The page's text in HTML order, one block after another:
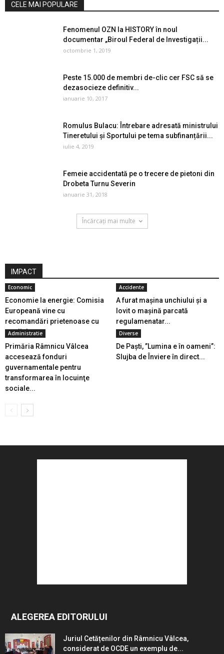
CELE MAI POPULARE
Fenomenul OZN la HISTORY în noul
documentar „Biroul Federal de Investigații...
octombrie 1, 2019
Peste 15.000 de membri de-clic cer FSC să se
dezasocieze definitiv...
ianuarie 10, 2017
Romulus Bulacu: Întrebare adresată ministrului
Tineretului și Sportului pe tema subfinanțării...
iulie 4, 2019
Femeie accidentată pe o trecere de pietoni din
Drobeta Turnu Severin
ianuarie 31, 2018
Încărcați mai multe
IMPACT
Economic
Economie la energie: Comisia
Europeană vine cu
recomandări prietenoase cu
mediul,...
Accidente
A furat mașina unchiului și a
lovit o mașină parcată
regulamenatar...
Administratie
Primăria Râmnicu Vâlcea
accesează fonduri
guvernamentale pentru
transformarea în locuinţe
sociale...
Diverse
De Paști, ”Lumina e în oameni”:
Slujba de Înviere în direct...
ALEGEREA EDITORULUI
Juriul Cetățenilor din Râmnicu Vâlcea,
considerat de OCDE un exemplu de...